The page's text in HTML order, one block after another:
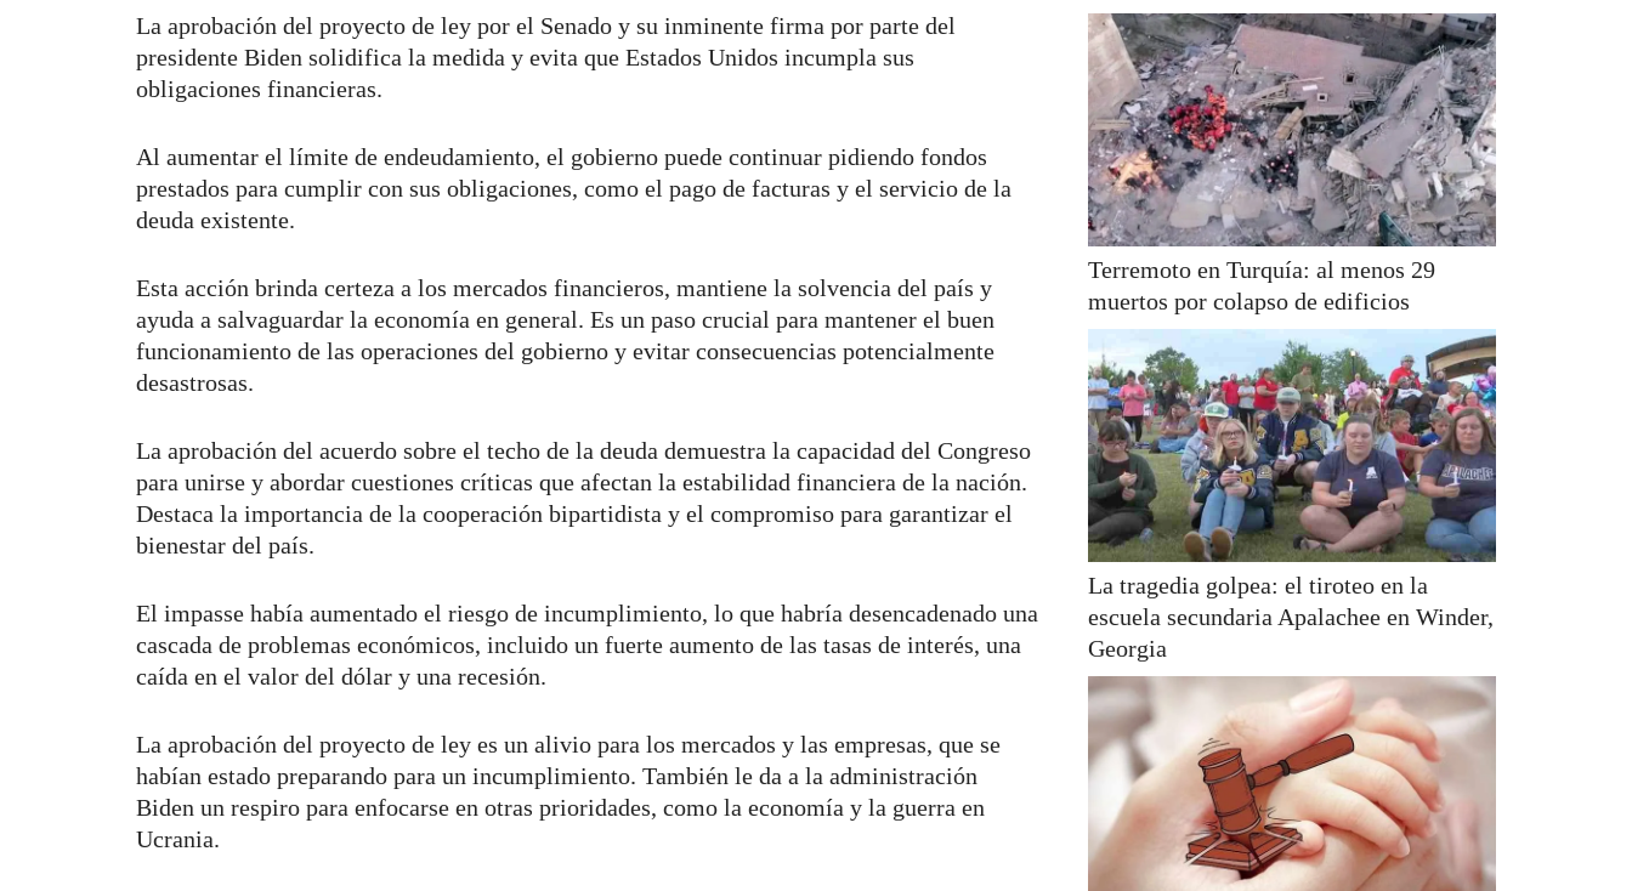
La aprobación del proyecto de ley por el Senado y su inminente firma por parte del
presidente Biden solidifica la medida y evita que Estados Unidos incumpla sus
obligaciones financieras.
Al aumentar el límite de endeudamiento, el gobierno puede continuar pidiendo fondos
prestados para cumplir con sus obligaciones, como el pago de facturas y el servicio de la
deuda existente.
Esta acción brinda certeza a los mercados financieros, mantiene la solvencia del país y
ayuda a salvaguardar la economía en general. Es un paso crucial para mantener el buen
funcionamiento de las operaciones del gobierno y evitar consecuencias potencialmente
desastrosas.
La aprobación del acuerdo sobre el techo de la deuda demuestra la capacidad del Congreso
para unirse y abordar cuestiones críticas que afectan la estabilidad financiera de la nación.
Destaca la importancia de la cooperación bipartidista y el compromiso para garantizar el
bienestar del país.
El impasse había aumentado el riesgo de incumplimiento, lo que habría desencadenado una
cascada de problemas económicos, incluido un fuerte aumento de las tasas de interés, una
caída en el valor del dólar y una recesión.
La aprobación del proyecto de ley es un alivio para los mercados y las empresas, que se
habían estado preparando para un incumplimiento. También le da a la administración
Biden un respiro para enfocarse en otras prioridades, como la economía y la guerra en
Ucrania.
Terremoto en Turquía: al menos 29
muertos por colapso de edificios
La tragedia golpea: el tiroteo en la
escuela secundaria Apalachee en Winder,
Georgia